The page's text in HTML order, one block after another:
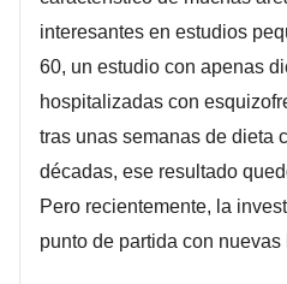
interesantes en estudios
60, un estudio con apenas
hospitalizadas con
tras unas semanas de dieta
décadas, ese resultado
Pero recientemente, la
punto de partida con nuevas